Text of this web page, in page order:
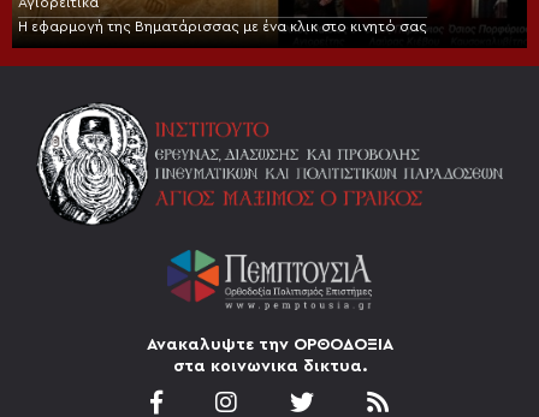
Η εφαρμογή της Βηματάρισσας με ένα κλικ στο κινητό σας
Ανακαλυψτε την ΟΡΘΟΔΟΞΙΑ
στα κοινωνικα δικτυα.